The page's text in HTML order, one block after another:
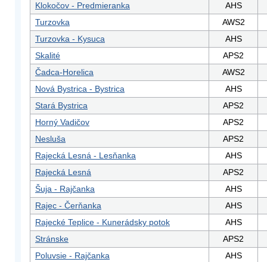
Klokočov - Predmieranka
AHS
Turzovka
AWS2
Turzovka - Kysuca
AHS
Skalité
APS2
Čadca-Horelica
AWS2
Nová Bystrica - Bystrica
AHS
Stará Bystrica
APS2
Horný Vadičov
APS2
Nesluša
APS2
Rajecká Lesná - Lesňanka
AHS
Rajecká Lesná
APS2
Šuja - Rajčanka
AHS
Rajec - Čerňanka
AHS
Rajecké Teplice - Kunerádsky potok
AHS
Stránske
APS2
Poluvsie - Rajčanka
AHS